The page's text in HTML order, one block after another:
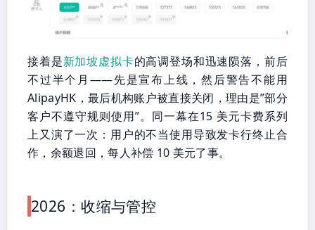
接着是新加坡虚拟卡的高调登场和迅速陨落，前后
不过半个月——先是宣布上线，然后警告不能用
AlipayHK，最后机构账户被直接关闭，理由是”部分
客户不遵守规则使用”。同一幕在15 美元卡费系列
上又演了一次：用户的不当使用导致发卡行终止合
作，余额退回，每人补偿 10 美元了事。
2026：收缩与管控